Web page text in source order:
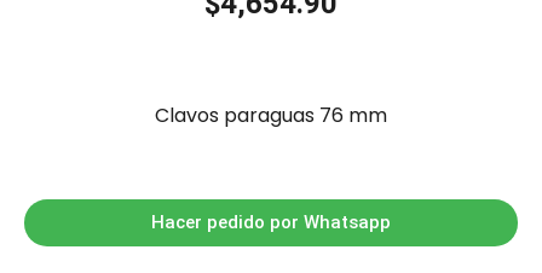
Clavos paraguas 76 mm
Hacer pedido por Whatsapp